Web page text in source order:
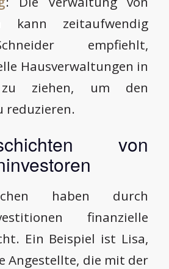
kann zeitaufwendig
empfiehlt,
Hausverwaltungen in
ziehen, um den
reduzieren.
von
haben durch
finanzielle
Ein Beispiel ist Lisa,
Angestellte, die mit der